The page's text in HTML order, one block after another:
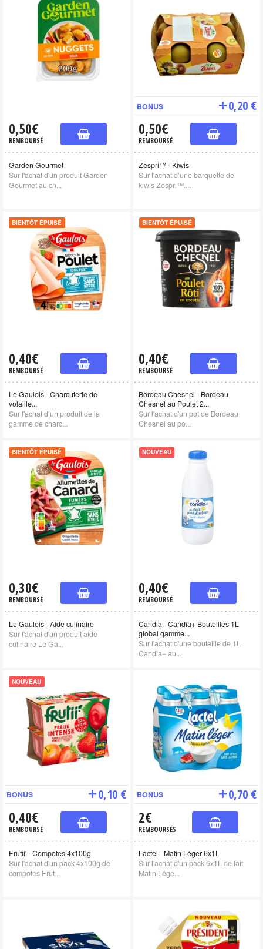
0,50€
REMBOURSÉ
Garden Gourmet
Sur l'achat d'un produit Garden
Gourmet au ch...
BONUS 0,20 €
0,50€
REMBOURSÉ
Zespri™ - Kiwis
Sur l'achat d’une barquette de
kiwis Zespri™....
BIENTÔT ÉPUISÉ
0,40€
REMBOURSÉ
Le Gaulois - Charcuterie de
volaille...
Sur l'achat d’un produit de la
gamme de charc...
BIENTÔT ÉPUISÉ
0,40€
REMBOURSÉ
Bordeau Chesnel - Bordeau
Chesnel au Poulet 2...
Sur l'achat d'un pot de Bordeau
Chesnel au po...
BIENTÔT ÉPUISÉ
0,30€
REMBOURSÉ
Le Gaulois - Aide culinaire
Sur l'achat d'un produit aide
culinaire Le Ga...
NOUVEAU
0,40€
REMBOURSÉ
Candia - Candia+ Bouteilles 1L
global gamme...
Sur l'achat d'une bouteille de 1L
Candia+ au...
NOUVEAU
BONUS 0,10 €
0,40€
REMBOURSÉ
Frutii' - Compotes 4x100g
Sur l'achat d'un pack 4x100g de
compotes Frut...
BONUS 0,70 €
2€
REMBOURSÉS
Lactel - Matin Léger 6x1L
Sur l'achat d'un pack 6x1L de lait
Matin Lége...